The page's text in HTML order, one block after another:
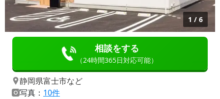
1 / 6
相談をする
（24時間365日対応可能）
静岡県富士市など
写真： 10件